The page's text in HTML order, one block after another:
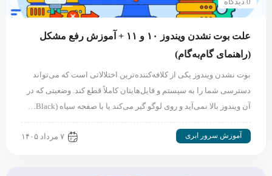
علت بوت نشدن ویندوز ۱۰ و ۱۱ + آموزش رفع مشکل
(راهنمای گام‌به‌گام)
بوت نشدن ویندوز یکی از کلافه‌کننده‌ترین اختلالاتی است که می‌تواند
دسترسی شما را به سیستم و فایل‌هایتان کاملاً قطع کند. وضعیتی که در
آن ویندوز بالا نمی‌آید و روی لوگو گیر می‌کند یا با صفحه سیاه (Black…
آموزش سرور ابری ۷ مرداد ۱۴۰۵